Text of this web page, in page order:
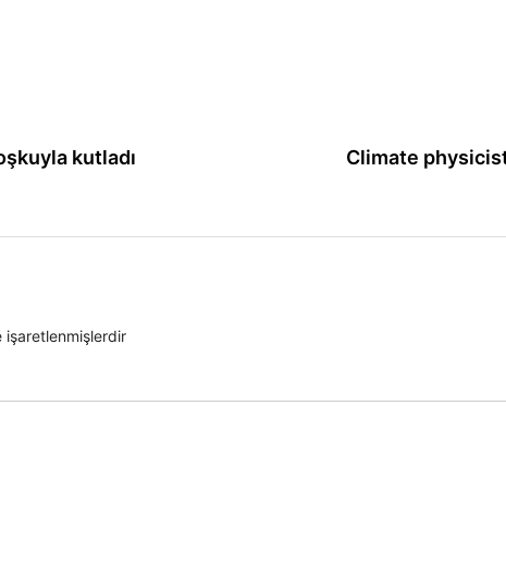
kutladı
Climate
işaretlenmişlerdir